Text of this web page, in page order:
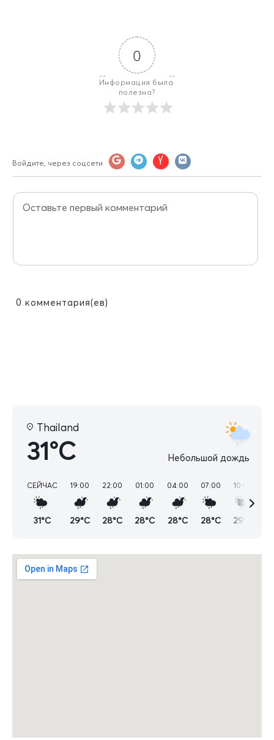
0
Информация была
полезна?
Войдите, через соцсети
0 комментария(ев)
Thailand
31°C Небольшой дождь
СЕЙЧАС
31°C
19:00
29°C
22:00
28°C
01:00
28°C
04:00
28°C
07:00
28°C
10:00
29°C